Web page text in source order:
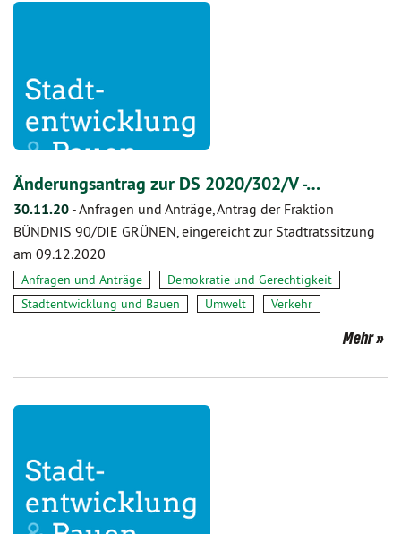
Änderungsantrag zur DS 2020/302/V -…
30.11.20 -Anfragen und Anträge, Antrag der Fraktion
BÜNDNIS 90/DIE GRÜNEN, eingereicht zur Stadtratssitzung
am 09.12.2020
Anfragen und Anträge
Demokratie und Gerechtigkeit
Stadtentwicklung und Bauen
Umwelt Verkehr
Mehr